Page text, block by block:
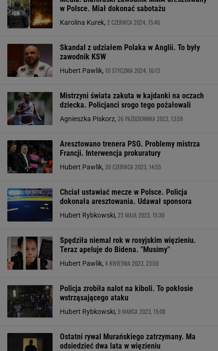
w Polsce. Miał dokonać sabotażu
Karolina Kurek, 2 CZERWCA 2024, 15:46
Skandal z udziałem Polaka w Anglii. To były
zawodnik KSW
Hubert Pawlik, 10 STYCZNIA 2024, 16:13
Mistrzyni świata zakuta w kajdanki na oczach
dziecka. Policjanci srogo tego pożałowali
Agnieszka Piskorz, 26 PAŹDZIERNIKA 2023, 13:59
Aresztowano trenera PSG. Problemy mistrza
Francji. Interwencja prokuratury
Hubert Pawlik, 30 CZERWCA 2023, 14:55
Chciał ustawiać mecze w Polsce. Policja
dokonała aresztowania. Udawał sponsora
Hubert Rybkowski, 23 MAJA 2023, 15:30
Spędziła niemal rok w rosyjskim więzieniu.
Teraz apeluje do Bidena. "Musimy"
Hubert Pawlik, 4 KWIETNIA 2023, 23:50
Policja zrobiła nalot na kiboli. To pokłosie
wstrząsającego ataku
Hubert Rybkowski, 9 MARCA 2023, 15:08
Ostatni rywal Murańskiego zatrzymany. Ma
odsiedzieć dwa lata w więzieniu